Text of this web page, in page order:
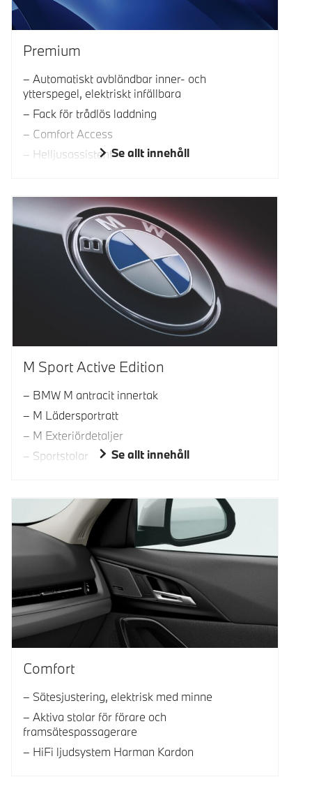
Premium
Automatiskt avbländbar inner- och
ytterspegel, elektriskt infällbara
Fack för trådlös laddning
Comfort Access
HelljusassistentSe allt innehåll
M Sport Active Edition
BMW M antracit innertak
M Lädersportratt
M Exteriördetaljer
Sportstolar
Se allt innehåll
Comfort
Sätesjustering, elektrisk med minne
Aktiva stolar för förare och
framsätespassagerare
HiFi ljudsystem Harman Kardon